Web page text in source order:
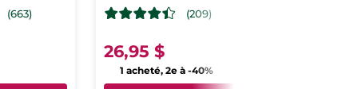
(663) (209)
26,95 $
1 acheté, 2e à -40%